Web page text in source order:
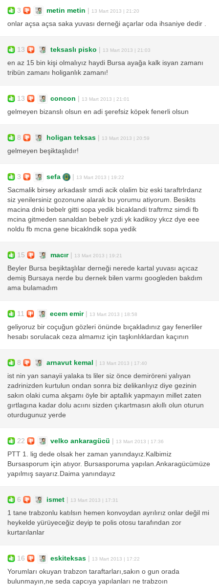
3 metin metin 13 Mart 2013 | 21:20
onlar açsa açsa saka yuvası derneği açarlar oda ihsaniye dedir .
13 teksaslı pisko 13 Mart 2013 | 21:03
en az 15 bin kişi olmalıyız haydi Bursa ayağa kalk isyan zamanı
tribün zamanı holiganlık zamanı!
13 concon 13 Mart 2013 | 21:01
gelmeyen bizanslı olsun en adi şerefsiz köpek fenerli olsun
8 holigan teksas 13 Mart 2013 | 20:59
gelmeyen beşiktaşlıdır!
3 sefa 13 Mart 2013 | 19:22
Sacmalik birsey arkadaslr smdi acik olalim biz eski taraftrlrdanz
siz yenilersiniz gozonune alarak bu yorumu atiyorum. Besikts
macina dnki bebelr gitti sopa yedik bicaklandi traftrmz simdi fb
mcina gitmeden sanaldan bebelr yzdi yk kadikoy ykcz dye eee
noldu fb mcna gene bicaklndik sopa yedik
15 macır| 13 Mart 2013 | 19:21
Beyler Bursa beşiktaşlılar derneği nerede kartal yuvası açıcaz
demiş Bursaya nerde bu dernek bilen varmı googleden bakdım
ama bulamadım
11 ecem emir| 13 Mart 2013 | 18:58
geliyoruz bir coçuğun gözleri önünde bıçakladınız gay fenerliler
hesabı sorulacak ceza almamız için taşkınlıklardan kaçının
8 arnavut kemal 13 Mart 2013 | 17:40
ist nin yan sanayii yalaka ts liler siz önce demiröreni yalıyan
zadrinizden kurtulun ondan sonra biz delikanlıyız diye gezinin
sakın olaki cuma akşamı öyle bir aptallık yapmayın millet zaten
gırtlagına kadar dolu acıını sizden çıkartmasın akıllı olun oturun
oturdugunuz yerde
22 velko ankaragücü 13 Mart 2013 | 17:36
PTT 1. lig dede olsak her zaman yanındayız.Kalbimiz
Bursasporum için atıyor. Bursasporuma yapılan.Ankaragücümüze
yapılmış sayarız.Daima yanındayız
6 ismet 13 Mart 2013 | 17:31
1 tane trabzonlu katılsın hemen konvoydan ayrılırız onlar değil mi
heykelde yürüyeceğiz deyip te polis otosu tarafından zor
kurtarılanlar
16 eskiteksas 13 Mart 2013 | 17:22
Yorumları okuyan trabzon taraftarları,sakın o gun orada
bulunmayın,ne seda capcıya yapılanları ne trabzoın